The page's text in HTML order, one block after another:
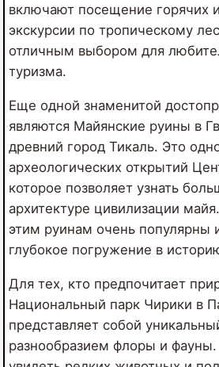
включают посещение горячих
экскурсии по тропическому
отличным выбором для
туризма.
Еще одной знаменитой
являются Майянские руины в
древний город Тикаль. Это
археологических открытий
которое позволяет узнать
архитектуре цивилизации
этим руинам очень популярны
глубокое погружение в
Для тех, кто предпочитает
Национальный парк Чирики в
представляет собой
разнообразием флоры и